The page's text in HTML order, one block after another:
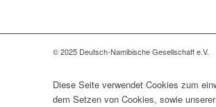
© 2025 Deutsch-Namibische Gesellschaft e.V.
Diese Seite verwendet Cookies zum
dem Setzen von Cookies, sowie unserer